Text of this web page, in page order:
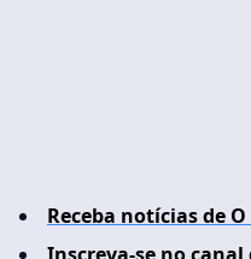
Receba notícias de